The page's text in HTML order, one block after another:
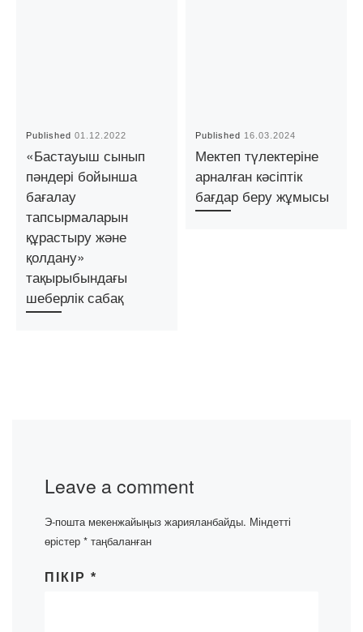
Published01.12.2022
«Бастауыш сынып
пәндері бойынша
бағалау
тапсырмаларын
құрастыру және
қолдану»
тақырыбындағы
шеберлік сабақ
Published 16.03.2024
Мектеп түлектеріне
арналған кәсіптік
бағдар беру жұмысы
Leave a comment
Э-пошта мекенжайыңыз жарияланбайды. Міндетті
өрістер * таңбаланған
ПІКІР *